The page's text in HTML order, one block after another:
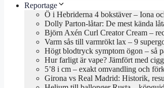
Reportage
Ö i Hebriderna 4 bokstäver – Iona
Dolly Parton-låtar: De mest kända
Björn Axén Curl Creator Cream –
Varm sås till varmrökt lax – 9
Högt blodtryck symptom ögon – så
Hur farligt är vape? Jämfört med
5’8 i cm – exakt omvandling och
Girona vs Real Madrid: Historik,